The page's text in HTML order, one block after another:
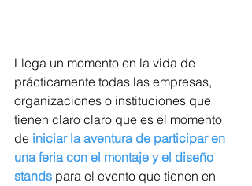
Llega un momento en la vida de
prácticamente todas las empresas,
organizaciones o instituciones que
tienen claro claro que es el momento
de iniciar la aventura de participar en
una feria con el montaje y el diseño
stands para el evento que tienen en